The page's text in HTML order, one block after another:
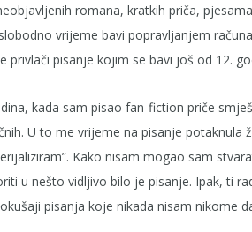
romana, kratkih priča,
vrijeme bavi popravljanjem
privlači pisanje kojim se bavi još od 12.
kada sam pisao fan-fiction priče
U to me vrijeme na pisanje potaknula
Kako nisam mogao sam
u nešto vidljivo bilo je pisanje. Ipak, ti
pisanja koje nikada nisam nikome